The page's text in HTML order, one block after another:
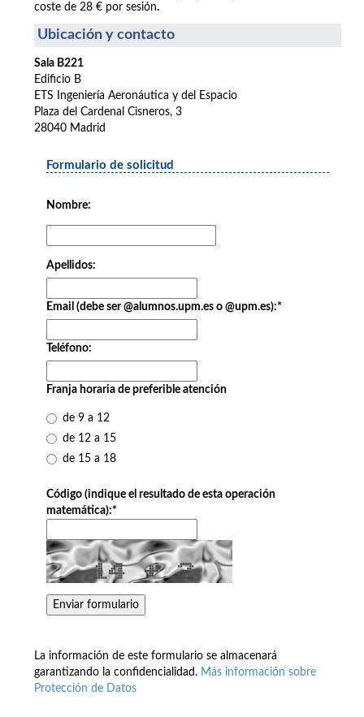
coste de 28 € por sesión.
Ubicación y contacto
Sala B221
Edificio B
ETS Ingeniería Aeronáutica y del Espacio
Plaza del Cardenal Cisneros, 3
28040 Madrid
Formulario de solicitud
Nombre:
Apellidos:
Email (debe ser @alumnos.upm.es o @upm.es):*
Teléfono:
Franja horaria de preferible atención
de 9 a 12
de 12 a 15
de 15 a 18
Código (indique el resultado de esta operación
matemática):*
La información de este formulario se almacenará
garantizando la confidencialidad. Más información sobre
Protección de Datos